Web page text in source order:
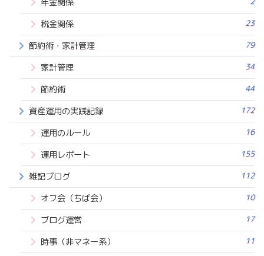
税金関係 23
節約術・家計管理 79
家計管理 34
節約術 44
資産運用の実践記録 172
運用のルール 16
運用レポート 155
雑記ブログ 112
オフ会（ちば会） 10
ブログ運営 17
時事（非マネー系） 11